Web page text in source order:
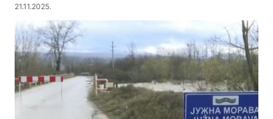
21.11.2025.